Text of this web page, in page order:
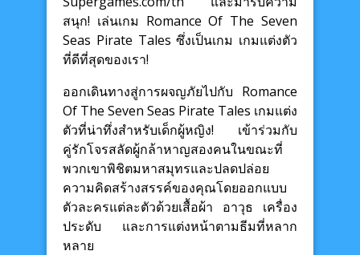
สนุก! เล่นเกม Romance Of The Seven
Seas Pirate Tales ซึ่งเป็นเกม เกมแต่งตัว
ที่ดีที่สุดของเรา!
ออกเดินทางสู่การผจญภัยไปกับ Romance
Of The Seven Seas Pirate Tales เกมแต่ง
ตัวที่น่าทึ่งสำหรับเด็กผู้หญิง! เข้าร่วมกับ
คู่รักโจรสลัดผู้กล้าหาญสองคนในขณะที่
พวกเขาพิชิตมหาสมุทรและปลดปล่อย
ความคิดสร้างสรรค์ของคุณโดยออกแบบ
ตัวละครแต่ละตัวด้วยเสื้อผ้า อาวุธ เครื่อง
ประดับ และการแต่งหน้าตามธีมที่หลาก
หลาย